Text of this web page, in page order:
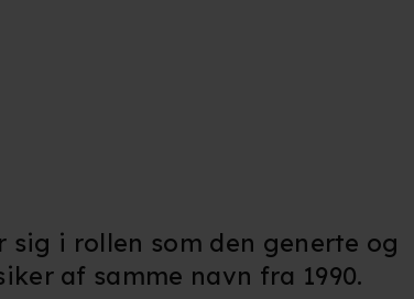
sig i rollen som den generte og
af samme navn fra 1990.